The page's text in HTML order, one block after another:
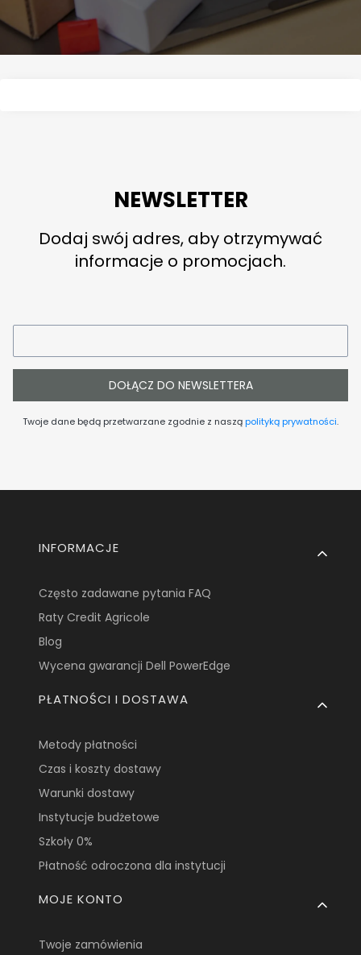
NEWSLETTER
Dodaj swój adres, aby otrzymywać
informacje o promocjach.
DOŁĄCZ DO NEWSLETTERA
Twoje dane będą przetwarzane zgodnie z nasząpolityką prywatności.
Linki w stopce
INFORMACJE
Często zadawane pytania FAQ
Raty Credit Agricole
Blog
Wycena gwarancji Dell PowerEdge
PŁATNOŚCI I DOSTAWA
Metody płatności
Czas i koszty dostawy
Warunki dostawy
Instytucje budżetowe
Szkoły 0%
Płatność odroczona dla instytucji
MOJE KONTO
Twoje zamówienia